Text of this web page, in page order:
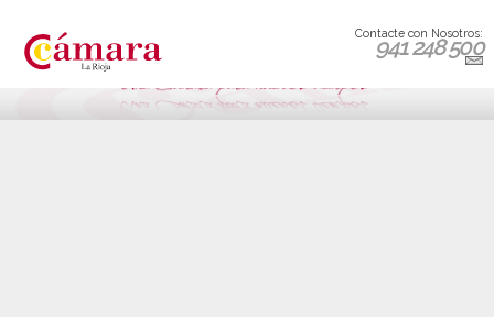
Contacte con Nosotros:
941 248 500